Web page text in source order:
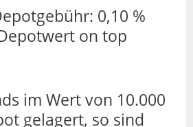
0,10 %
on top
im Wert von 10.000
gelagert, so sind